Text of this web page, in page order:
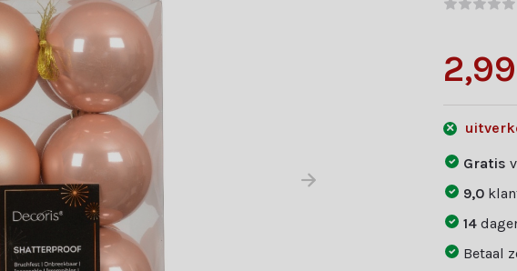
2,99
Gratis
9,0
14
Betaal